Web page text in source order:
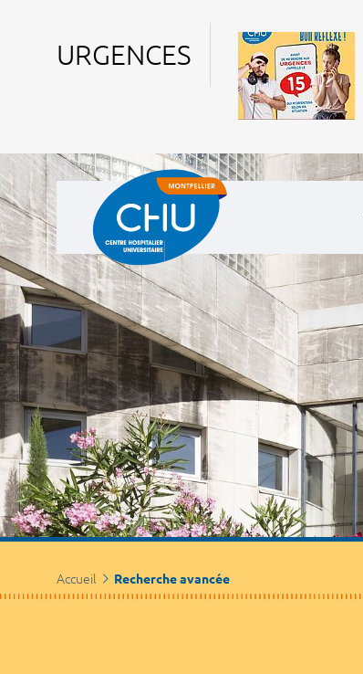
URGENCES
Accueil Recherche avancée